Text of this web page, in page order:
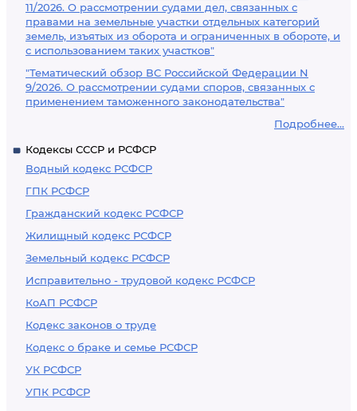
11/2026. О рассмотрении судами дел, связанных с
правами на земельные участки отдельных категорий
земель, изъятых из оборота и ограниченных в обороте, и
с использованием таких участков"
"Тематический обзор ВС Российской Федерации N
9/2026. О рассмотрении судами споров, связанных с
применением таможенного законодательства"
Подробнее...
Кодексы СССР и РСФСР
Водный кодекс РСФСР
ГПК РСФСР
Гражданский кодекс РСФСР
Жилищный кодекс РСФСР
Земельный кодекс РСФСР
Исправительно - трудовой кодекс РСФСР
КоАП РСФСР
Кодекс законов о труде
Кодекс о браке и семье РСФСР
УК РСФСР
УПК РСФСР